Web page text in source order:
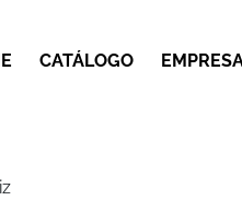
CATÁLOGO